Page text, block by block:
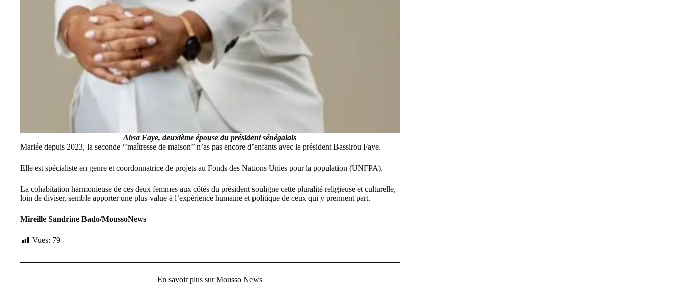
Absa Faye, deuxième épouse du président sénégalais
Mariée depuis 2023, la seconde ‘’maîtresse de maison’’ n’as pas encore d’enfants avec le président Bassirou Faye.
Elle est spécialiste en genre et coordonnatrice de projets au Fonds des Nations Unies pour la population (UNFPA).
La cohabitation harmonieuse de ces deux femmes aux côtés du président souligne cette pluralité religieuse et culturelle,
loin de diviser, semble apporter une plus-value à l’expérience humaine et politique de ceux qui y prennent part.
Mireille Sandrine Bado/MoussoNews
Vues: 79
En savoir plus sur Mousso News